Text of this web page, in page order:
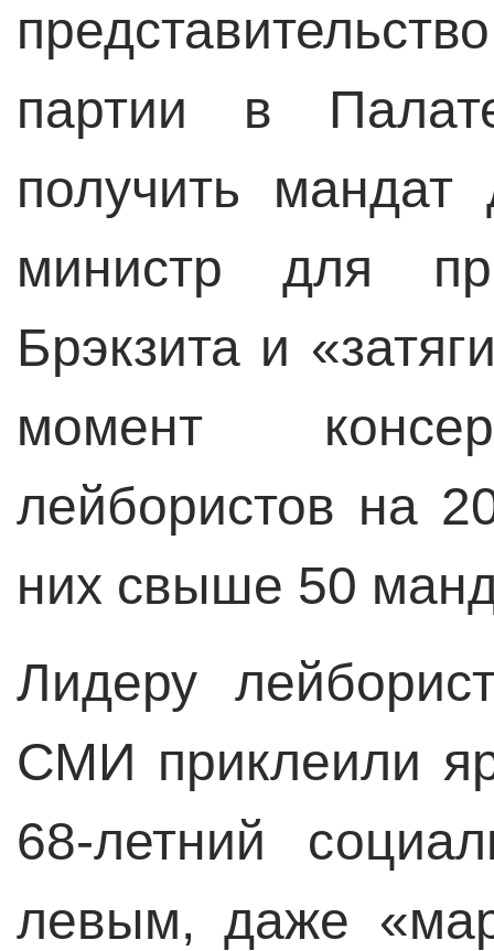
партии в
получить мандат
министр для
Брэкзита и
момент
лейбористов на
них свыше 50
Лидеру
СМИ приклеили
68-летний
левым, даже